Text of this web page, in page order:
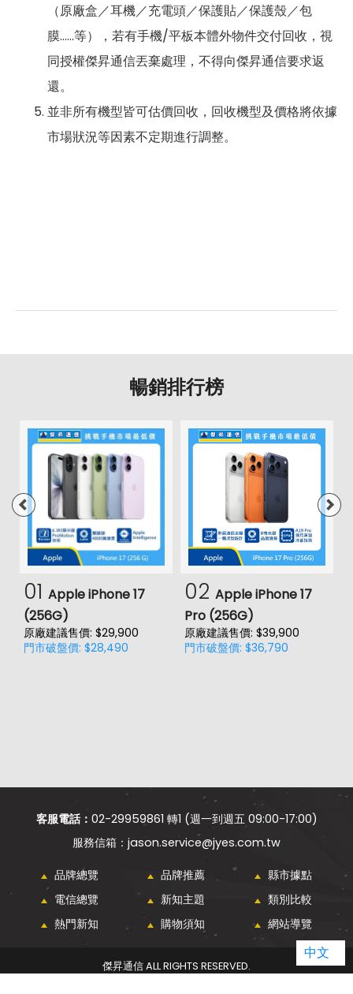
（原廠盒／耳機／充電頭／保護貼／保護殼／包
膜……等），若有手機/平板本體外物件交付回收，視
同授權傑昇通信丟棄處理，不得向傑昇通信要求返
還。
並非所有機型皆可估價回收，回收機型及價格將依據
市場狀況等因素不定期進行調整。
暢銷排行榜
01 Apple iPhone 17
(256G)
原廠建議售價: $29,900
門市破盤價: $28,490
02 Apple iPhone 17
Pro (256G)
原廠建議售價: $39,900
門市破盤價: $36,790
客服電話： 02-29959861 轉1 (週一到週五 09:00-17:00)
jason.service@jyes.com.tw
品牌總覽 品牌推薦
縣市據點
電信總覽
新知主題
類別比較
熱門新知
購物須知 網站導覽
傑昇通信 ALL RIGHTS RESERVED.
中文